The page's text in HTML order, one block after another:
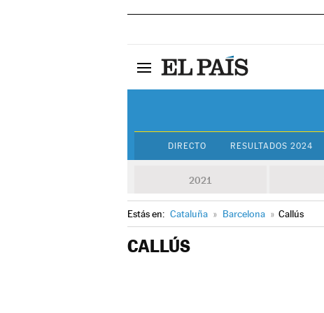
DIRECTO RESULTADOS 2024
2021
Estás en: Cataluña » Barcelona » Callús
CALLÚS